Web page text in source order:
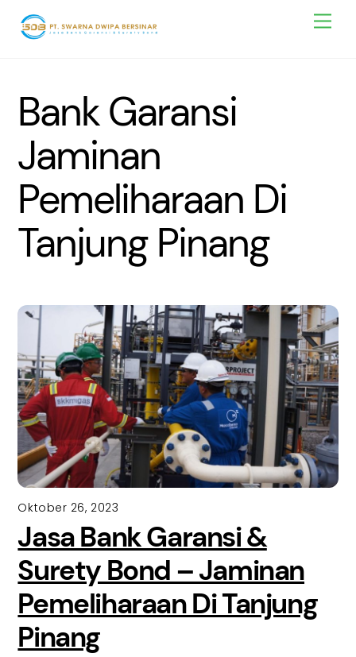
content
Bank Garansi
Jaminan
Pemeliharaan Di
Tanjung Pinang
Oktober 26, 2023
Jasa Bank Garansi &
Surety Bond – Jaminan
Pemeliharaan Di Tanjung
Pinang